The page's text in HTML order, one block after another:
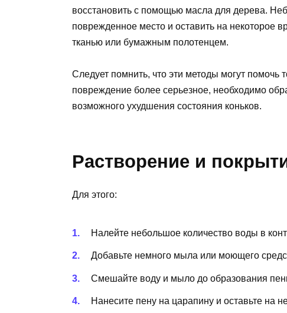
восстановить с помощью масла для дерева.
поврежденное место и оставить на некоторое
тканью или бумажным полотенцем.
Следует помнить, что эти методы могут помочь
повреждение более серьезное, необходимо
возможного ухудшения состояния коньков.
Растворение и
Для этого:
Налейте небольшое количество воды в
Добавьте немного мыла или моющего
Смешайте воду и мыло до образования
Нанесите пену на царапину и оставьте на